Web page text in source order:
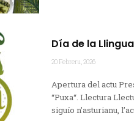
Día de la
20 Febreru, 2026
Apertura del actu
“Puxa“. Llectura
siguío n’asturianu,